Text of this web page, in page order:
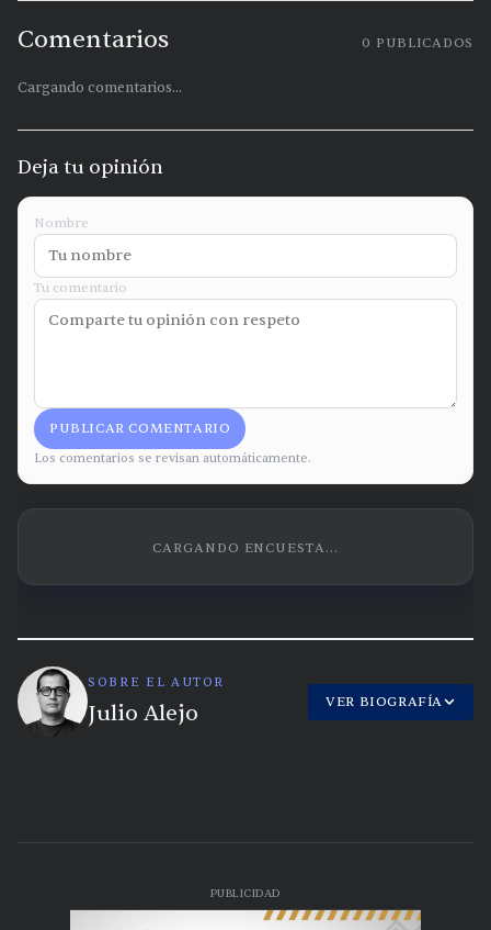
Comentarios 0 PUBLICADOS
Cargando comentarios...
Deja tu opinión
Nombre
Tu comentario
PUBLICAR COMENTARIO
Los comentarios se revisan automáticamente.
CARGANDO ENCUESTA...
SOBRE EL AUTOR
Julio Alejo VER BIOGRAFÍA
PUBLICIDAD